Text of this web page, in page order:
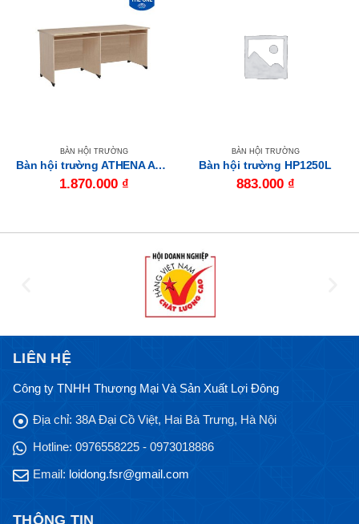
BÀN HỘI TRƯỜNG
Bàn hội trường ATHENA AT2050D
1.870.000 ₫
BÀN HỘI TRƯỜNG
Bàn hội trường HP1250L
883.000 ₫
LIÊN HỆ
Công ty TNHH Thương Mại Và Sản Xuất Lợi Đông
Địa chỉ: 38A Đại Cồ Việt, Hai Bà Trưng, Hà Nội
Hotline: 0976558225 - 0973018886
Email: loidong.fsr@gmail.com
THÔNG TIN